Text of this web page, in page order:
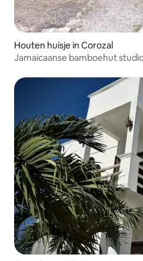
Houten huisje in Corozal
Jamaicaanse bamboehut